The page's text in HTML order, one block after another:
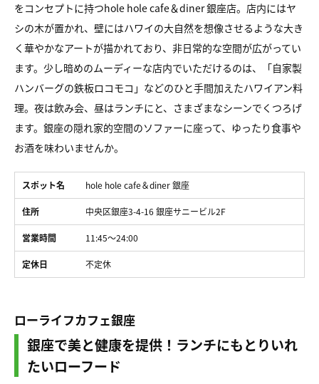
をコンセプトに持つhole hole cafe＆diner 銀座店。店内にはヤ
シの木が置かれ、壁にはハワイの大自然を想像させるような大き
く華やかなアートが描かれており、非日常的な空間が広がってい
ます。少し暗めのムーディーな店内でいただけるのは、「自家製
ハンバーグの鉄板ロコモコ」などのひと手間加えたハワイアン料
理。夜は飲み会、昼はランチにと、さまざまなシーンでくつろげ
ます。銀座の隠れ家的空間のソファーに座って、ゆったり食事や
お酒を味わいませんか。
スポット名 hole hole cafe＆diner 銀座
住所 中央区銀座3-4-16 銀座サニービル2F
営業時間 11:45～24:00
定休日 不定休
ローライフカフェ銀座
銀座で美と健康を提供！ランチにもとりいれ
たいローフード